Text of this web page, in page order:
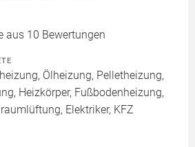
aus 10 Bewertungen
Ölheizung, Pelletheizung,
Heizkörper, Fußbodenheizung,
Elektriker, KFZ